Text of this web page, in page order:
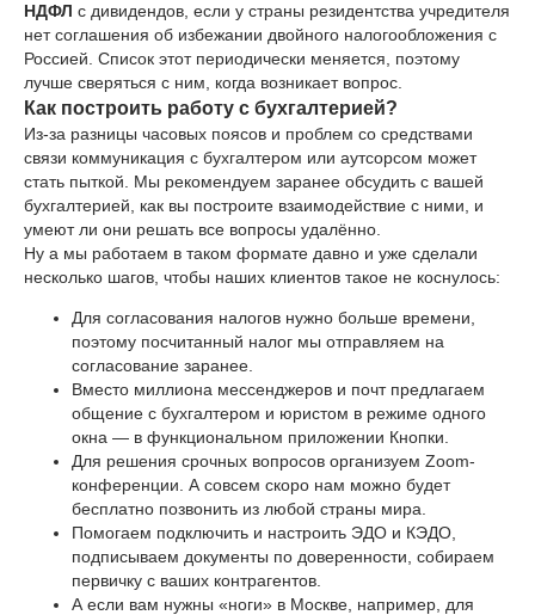
НДФЛ с дивидендов, если у страны резидентства учредителя
нет соглашения об избежании двойного налогообложения с
Россией. Список этот периодически меняется, поэтому
лучше сверяться с ним, когда возникает вопрос.
Как построить работу с бухгалтерией?
Из-за разницы часовых поясов и проблем со средствами
связи коммуникация с бухгалтером или аутсорсом может
стать пыткой. Мы рекомендуем заранее обсудить с вашей
бухгалтерией, как вы построите взаимодействие с ними, и
умеют ли они решать все вопросы удалённо.
Ну а мы работаем в таком формате давно и уже сделали
несколько шагов, чтобы наших клиентов такое не коснулось:
Для согласования налогов нужно больше времени,
поэтому посчитанный налог мы отправляем на
согласование заранее.
Вместо миллиона мессенджеров и почт предлагаем
общение с бухгалтером и юристом в режиме одного
окна — в функциональном приложении Кнопки.
Для решения срочных вопросов организуем Zoom-
конференции. А совсем скоро нам можно будет
бесплатно позвонить из любой страны мира.
Помогаем подключить и настроить ЭДО и КЭДО,
подписываем документы по доверенности, собираем
первичку с ваших контрагентов.
А если вам нужны «ноги» в Москве, например, для